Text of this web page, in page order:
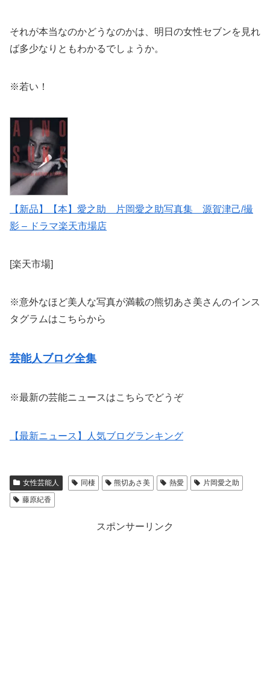
それが本当なのかどうなのかは、明日の女性セブンを見れ
ば多少なりともわかるでしょうか。
※若い！
【新品】【本】愛之助 片岡愛之助写真集 源賀津己/撮
影 – ドラマ楽天市場店
[楽天市場]
※意外なほど美人な写真が満載の熊切あさ美さんのインス
タグラムはこちらから
芸能人ブログ全集
※最新の芸能ニュースはこちらでどうぞ
【最新ニュース】人気ブログランキング
女性芸能人 同棲 熊切あさ美 熱愛
片岡愛之助
藤原紀香
スポンサーリンク